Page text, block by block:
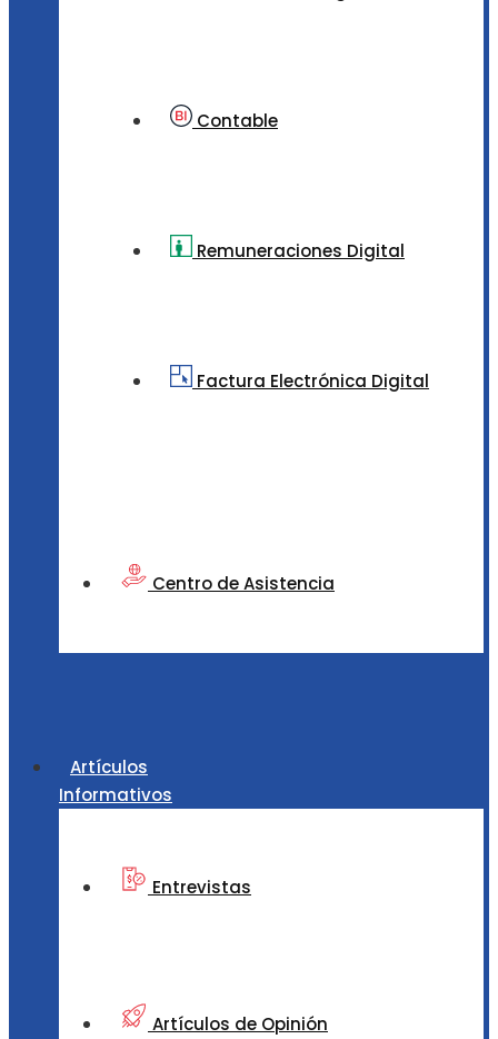
Contable
Remuneraciones Digital
Factura Electrónica Digital
Centro de Asistencia
Artículos
Informativos
Entrevistas
Artículos de Opinión